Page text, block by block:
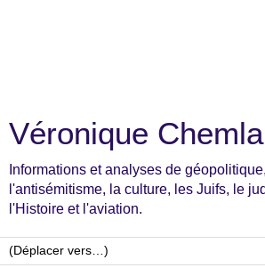
Véronique Chemla
Informations et analyses de
l'antisémitisme, la culture, les Juifs, le
l'Histoire et l'aviation.